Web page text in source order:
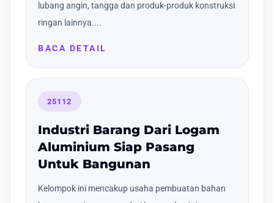
lubang angin, tangga dan produk-produk konstruksi
ringan lainnya....
BACA DETAIL
25112
Industri Barang Dari Logam
Aluminium Siap Pasang
Untuk Bangunan
Kelompok ini mencakup usaha pembuatan bahan